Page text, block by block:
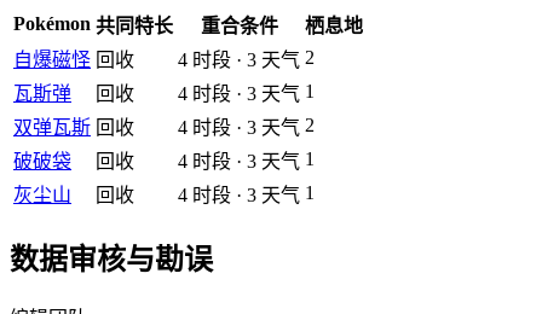
Pokémon 共同特长 重合条件
栖息地
自爆磁怪 回收 4 时段 · 3 天气 2
瓦斯弹
回收 4 时段 · 3 天气 1
双弹瓦斯 回收 4 时段 · 3 天气 2
破破袋
回收 4 时段 · 3 天气 1
灰尘山
回收 4 时段 · 3 天气 1
数据审核与勘误